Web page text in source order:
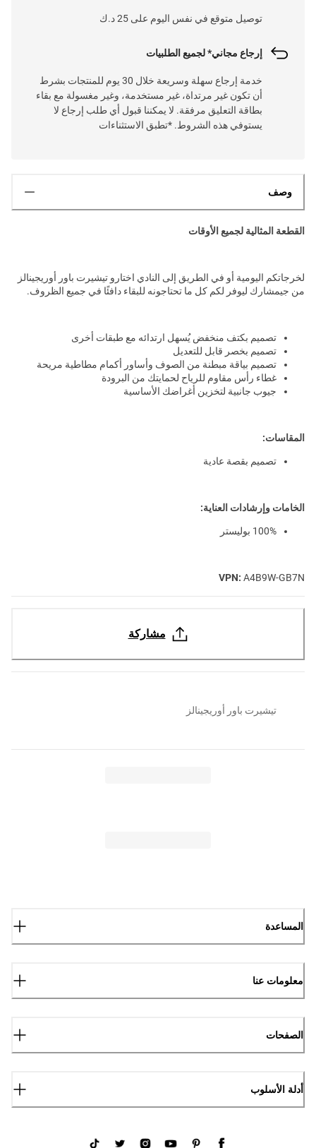
توصيل متوقع في نفس اليوم على 25 د.ك
إرجاع مجاني* لجميع الطلبيات
خدمة إرجاع سهلة وسريعة خلال 30 يوم للمنتجات بشرط
أن تكون غير مرتداة، غير مستخدمة، وغير مغسولة مع بقاء
بطاقة التعليق مرفقة. لا يمكننا قبول أي طلب إرجاع لا
يستوفي هذه الشروط. *تطبق الاستثناءات
وصف
القطعة المثالية لجميع الأوقات
لخرجاتكم اليومية أو في الطريق إلى النادي اختارو تيشيرت باور أوريجينالز
من جيمشارك ليوفر لكم كل ما تحتاجونه للبقاء دافئًا في جميع الظروف.
تصميم بكتف منخفض يُسهل ارتدائه مع طبقات أخرى
تصميم بخصر قابل للتعديل
تصميم بياقة مبطنة من الصوف وأساور أكمام مطاطية مريحة
غطاء رأس مقاوم للرياح لحمايتك من البرودة
جيوب جانبية لتخزين أغراضك الأساسية
المقاسات:
تصميم بقصة عادية
الخامات وإرشادات العناية:
100% بوليستر
VPN: A4B9W-GB7N
مشاركة
تيشيرت باور أوريجينالز
المساعدة
معلومات عنا
الصفحات
أدلة الأسلوب